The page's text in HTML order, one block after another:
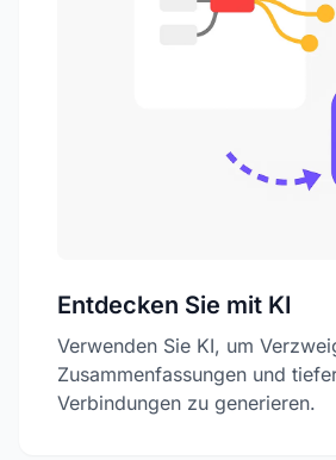
Entdecken Sie mit KI
Verwenden Sie KI, um
Zusammenfassungen und
Verbindungen zu generieren.